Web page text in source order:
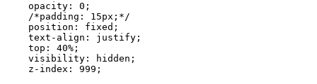
    opacity: 0;
    /*padding: 15px;*/
    position: fixed;
    text-align: justify;
    top: 40%;
    visibility: hidden;
    z-index: 999;